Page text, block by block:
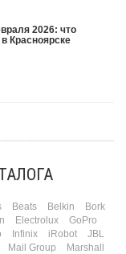
делают вид, что им
колонку / приставку /
которые загораются
2026: что
Красноярске
первого — потому что он
Beats Belkin
Bork
Electrolux
GoPro
Infinix iRobot
JBL
Mail Group
Marshall